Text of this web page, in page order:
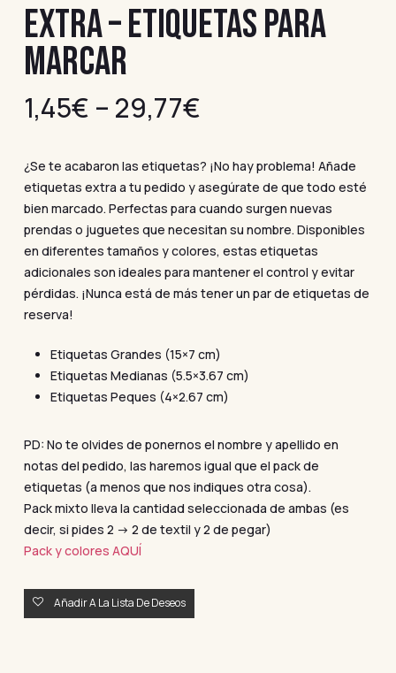
EXTRA – ETIQUETAS PARA
MARCAR
1,45€ – 29,77€
¿Se te acabaron las etiquetas? ¡No hay problema! Añade
etiquetas extra a tu pedido y asegúrate de que todo esté
bien marcado. Perfectas para cuando surgen nuevas
prendas o juguetes que necesitan su nombre. Disponibles
en diferentes tamaños y colores, estas etiquetas
adicionales son ideales para mantener el control y evitar
pérdidas. ¡Nunca está de más tener un par de etiquetas de
reserva!
Etiquetas Grandes (15×7 cm)
Etiquetas Medianas (5.5×3.67 cm)
Etiquetas Peques (4×2.67 cm)
PD: No te olvides de ponernos el nombre y apellido en
notas del pedido, las haremos igual que el pack de
etiquetas (a menos que nos indiques otra cosa).
Pack mixto lleva la cantidad seleccionada de ambas (es
decir, si pides 2 -> 2 de textil y 2 de pegar)
Pack y colores AQUÍ
Añadir A La Lista De Deseos